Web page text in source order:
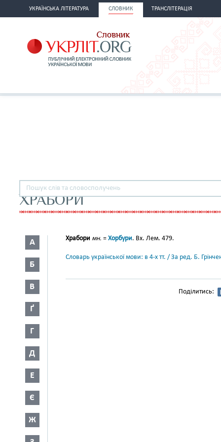
УКРАЇНСЬКА ЛІТЕРАТУРА СЛОВНИК ТРАНСЛІТЕРАЦІЯ
ХРАБОРИ
А
Б
В
Ґ
Г
Д
Е
Є
Ж
Храбори мн. = Хорбури. Вх. Лем. 479.
Словарь української мови: в 4-х тт. / За ред. Б.
Поділитись: